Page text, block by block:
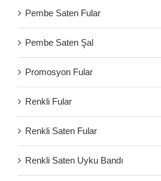
Pembe Saten Fular
Pembe Saten Şal
Promosyon Fular
Renkli Fular
Renkli Saten Fular
Renkli Saten Uyku Bandı